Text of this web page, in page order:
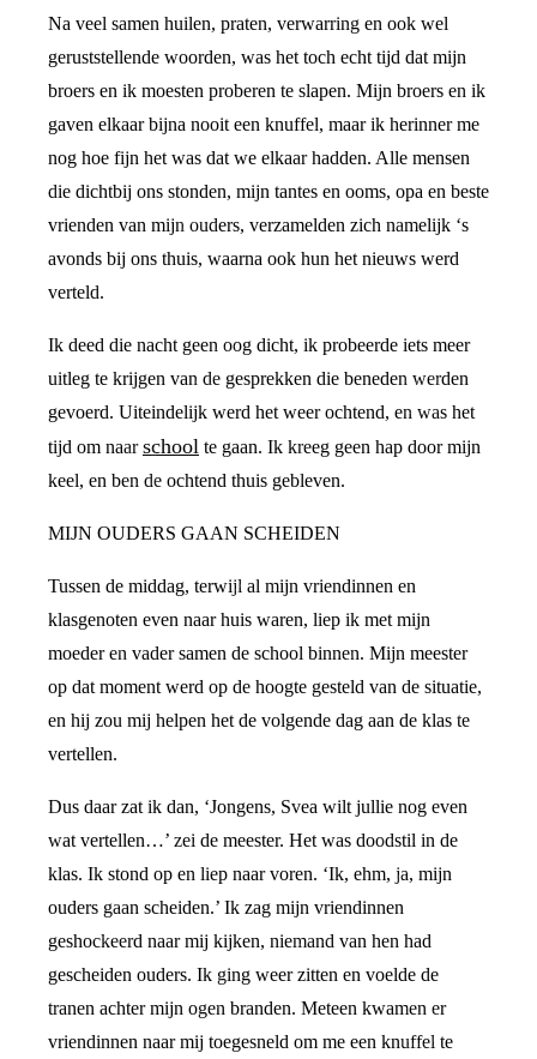
Na veel samen huilen, praten, verwarring en ook wel
geruststellende woorden, was het toch echt tijd dat mijn
broers en ik moesten proberen te slapen. Mijn broers en ik
gaven elkaar bijna nooit een knuffel, maar ik herinner me
nog hoe fijn het was dat we elkaar hadden. Alle mensen
die dichtbij ons stonden, mijn tantes en ooms, opa en beste
vrienden van mijn ouders, verzamelden zich namelijk ‘s
avonds bij ons thuis, waarna ook hun het nieuws werd
verteld.
Ik deed die nacht geen oog dicht, ik probeerde iets meer
uitleg te krijgen van de gesprekken die beneden werden
gevoerd. Uiteindelijk werd het weer ochtend, en was het
tijd om naarschool te gaan. Ik kreeg geen hap door mijn
keel, en ben de ochtend thuis gebleven.
MIJN OUDERS GAAN SCHEIDEN
Tussen de middag, terwijl al mijn vriendinnen en
klasgenoten even naar huis waren, liep ik met mijn
moeder en vader samen de school binnen. Mijn meester
op dat moment werd op de hoogte gesteld van de situatie,
en hij zou mij helpen het de volgende dag aan de klas te
vertellen.
Dus daar zat ik dan, ‘Jongens, Svea wilt jullie nog even
wat vertellen…’ zei de meester. Het was doodstil in de
klas. Ik stond op en liep naar voren. ‘Ik, ehm, ja, mijn
ouders gaan scheiden.’ Ik zag mijn vriendinnen
geshockeerd naar mij kijken, niemand van hen had
gescheiden ouders. Ik ging weer zitten en voelde de
tranen achter mijn ogen branden. Meteen kwamen er
vriendinnen naar mij toegesneld om me een knuffel te